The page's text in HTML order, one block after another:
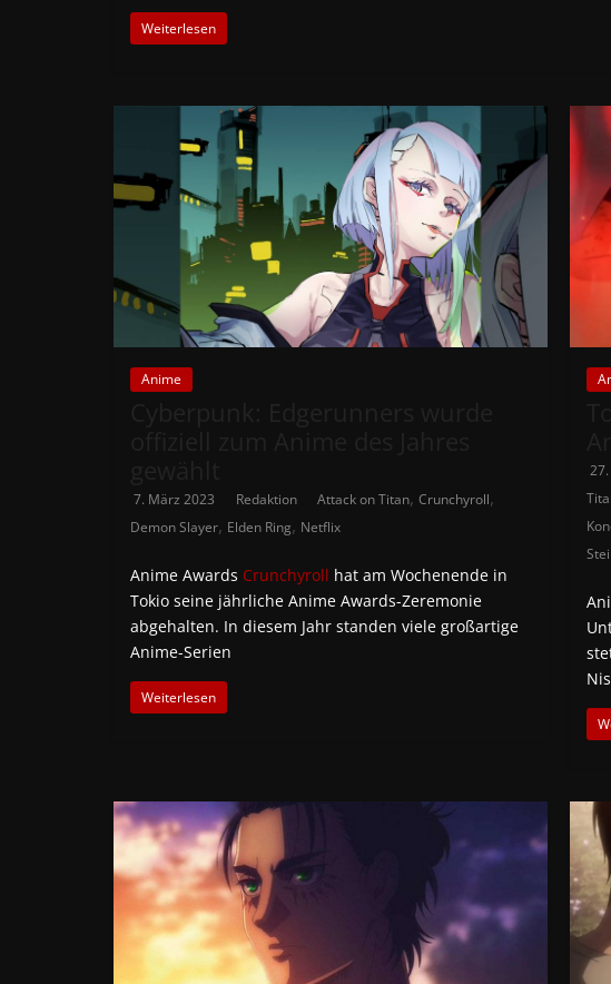
Weiterlesen
Anime
7. März 2023 Redaktion Attack on Titan, Crunchyroll,
Demon Slayer, Elden Ring, Netflix
Anime Awards Crunchyroll hat am Wochenende in
Tokio seine jährliche Anime Awards-Zeremonie
abgehalten. In diesem Jahr standen viele großartige
Anime-Serien
Weiterlesen